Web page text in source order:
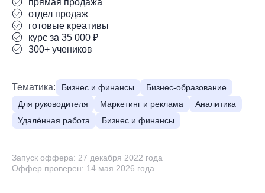
прямая продажа
отдел продаж
готовые креативы
курс за 35 000 ₽
300+ учеников
Тематика: Бизнес и финансы
Бизнес-образование
Для руководителя
Маркетинг и реклама
Аналитика
Удалённая работа
Бизнес и финансы
Запуск оффера: 27 декабря 2022 года
Оффер проверен: 14 мая 2026 года